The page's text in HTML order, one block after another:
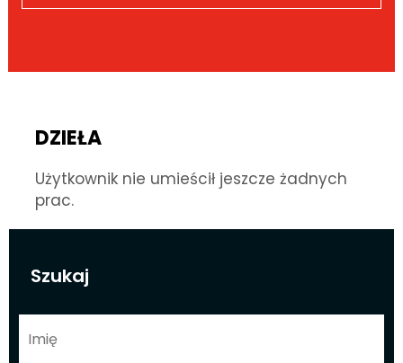
Szukaj
DZIEŁA
Użytkownik nie umieścił jeszcze żadnych
prac.